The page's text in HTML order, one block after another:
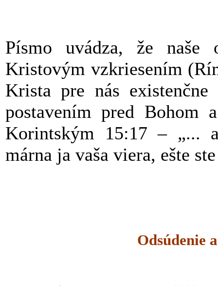
Písmo uvádza, že naše
Kristovým vzkriesením
Krista pre nás
postavením pred Bohom
Korintským 15:17 – „...
márna ja vaša viera, ešte
Odsúdenie